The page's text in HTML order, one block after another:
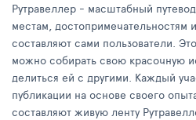
Рутравеллер - масштабный
местам, достопримечательностям
составляют сами пользователи.
можно собирать свою красочную
делиться ей с другими. Каждый
публикации на основе своего
составляют живую ленту